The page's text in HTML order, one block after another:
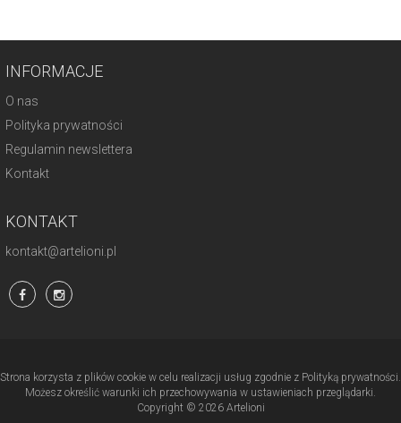
INFORMACJE
O nas
Polityka prywatności
Regulamin newslettera
Kontakt
KONTAKT
kontakt@artelioni.pl
Strona korzysta z plików cookie w celu realizacji usług zgodnie z Polityką prywatności.
Możesz określić warunki ich przechowywania w ustawieniach przeglądarki.
Copyright © 2026 Artelioni